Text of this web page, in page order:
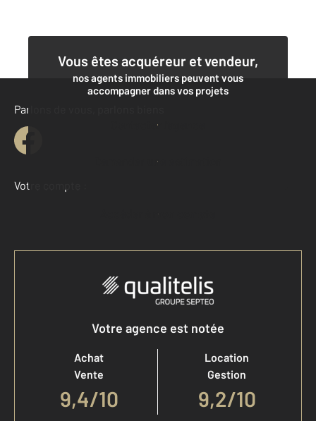
Vous êtes acquéreur et vendeur,
nos agents immobiliers peuvent vous
accompagner dans vos projets
Contacter l'agence
Demander une estimation
Parlons de vous, parlons biens
Votre compte :
Accéder à mon compte
Votre agence est notée
Achat
Vente
9,4/10
Location
Gestion
9,2/10